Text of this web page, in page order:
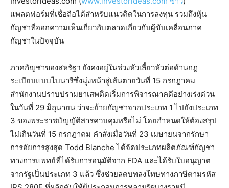
แพลตฟอร์มที่เชื่อถือได้สำหรับแนวคิดในการลงทุน รวมถึงหุ้น
กัญชาที่ออกความเห็นเกี่ยวกับตลาดเกี่ยวกับผู้ขับเคลื่อนภาค
กัญชาในปัจจุบัน
ภาคกัญชาของสหรัฐฯ ยังคงอยู่ในช่วงหัวเลี้ยวหัวต่อด้านกฎ
ระเบียบแบบไบนารีซึ่งมุ่งหน้าสู่เส้นตายวันที่ 15 กรกฎาคม
สำนักงานปราบปรามยาเสพติดเริ่มการพิจารณาคดีอย่างเร่งด่วน
ในวันที่ 29 มิถุนายน ว่าจะย้ายกัญชาจากประเภท 1 ไปยังประเภท
3 ของพระราชบัญญัติสารควบคุมหรือไม่ โดยกำหนดให้ต้องสรุป
ไม่เกินวันที่ 15 กรกฎาคม คำสั่งเมื่อวันที่ 23 เมษายนจากรักษา
การอัยการสูงสุด Todd Blanche ได้จัดประเภทผลิตภัณฑ์กัญชา
ทางการแพทย์ที่ได้รับการอนุมัติจาก FDA และได้รับใบอนุญาต
จากรัฐเป็นประเภท 3 แล้ว ซึ่งช่วยลดบทลงโทษทางภาษีตามรหัส